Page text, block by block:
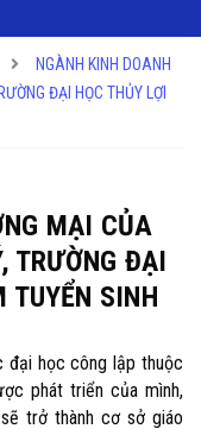
NGÀNH KINH DOANH
ĐẠI HỌC THỦY LỢI
MẠI CỦA
TRƯỜNG ĐẠI
TUYỂN SINH
đại học công lập thuộc
phát triển của mình,
trở thành cơ sở giáo